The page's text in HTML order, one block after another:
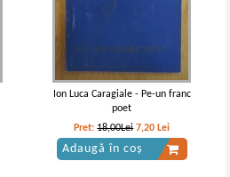
Ion Luca Caragiale - Pe-un franc
poet
Pret:18,00Lei 7,20 Lei
Adaugă în coș